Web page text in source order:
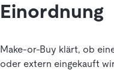
Einordnung
Make-or-Buy klärt, ob
oder extern eingekauft